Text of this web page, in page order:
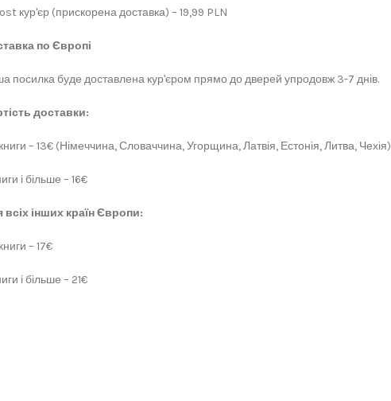
кур'єр (прискорена доставка) – 19,99 PLN
по Європі
посилка буде доставлена кур'єром прямо до дверей упродовж 3-7 днів.
доставки:
– 13€ (Німеччина, Словаччина, Угорщина, Латвія, Естонія, Литва, Чехія)
і більше – 16€
всіх інших країн Європи:
– 17€
і більше – 21€